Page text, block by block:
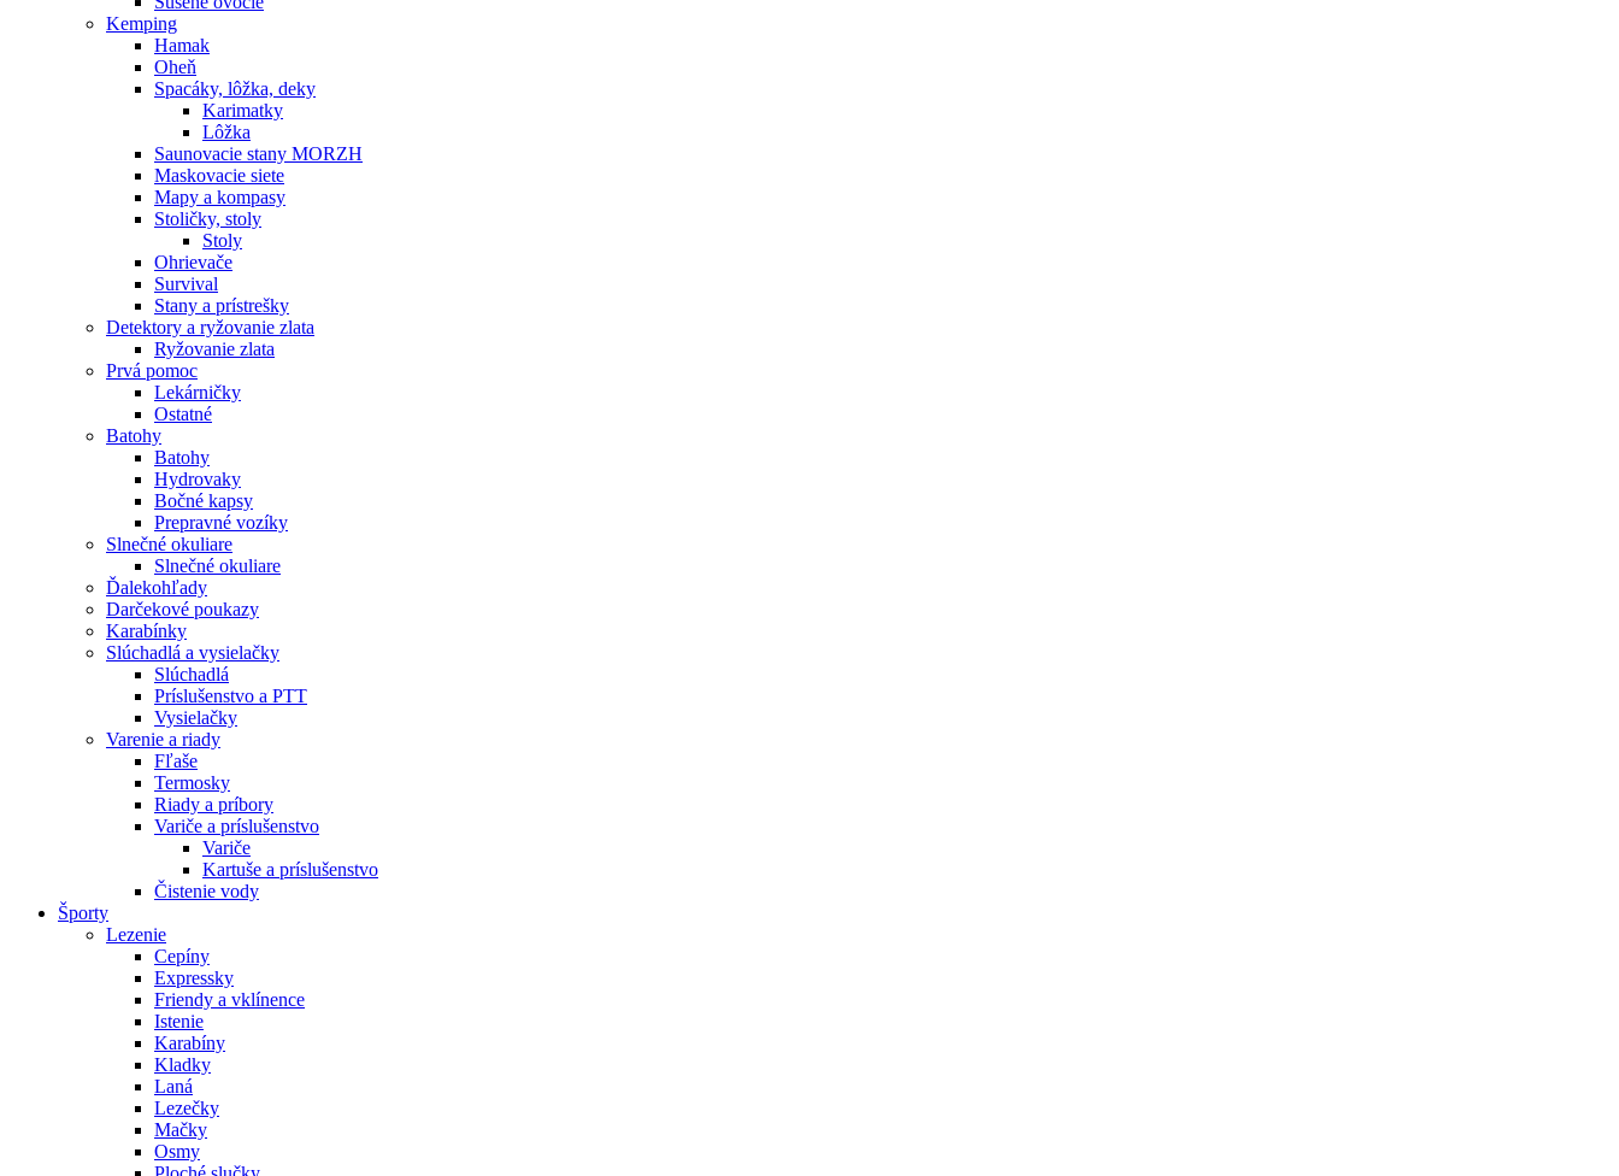
Kemping
Hamak
Oheň
Spacáky, lôžka, deky
Karimatky
Lôžka
Saunovacie stany MORZH
Maskovacie siete
Mapy a kompasy
Stoličky, stoly
Stoly
Ohrievače
Survival
Stany a prístrešky
Detektory a ryžovanie zlata
Ryžovanie zlata
Prvá pomoc
Lekárničky
Ostatné
Batohy
Batohy
Hydrovaky
Bočné kapsy
Prepravné vozíky
Slnečné okuliare
Slnečné okuliare
Ďalekohľady
Darčekové poukazy
Karabínky
Slúchadlá a vysielačky
Slúchadlá
Príslušenstvo a PTT
Vysielačky
Varenie a riady
Fľaše
Termosky
Riady a príbory
Variče a príslušenstvo
Variče
Kartuše a príslušenstvo
Čistenie vody
Športy
Lezenie
Cepíny
Expressky
Friendy a vklínence
Istenie
Karabíny
Kladky
Laná
Lezečky
Mačky
Osmy